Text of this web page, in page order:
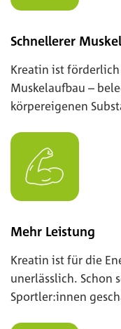
Schnellerer
Kreatin ist
Muskelaufbau –
körpereigenen
Mehr Leistung
Kreatin ist für die
unerlässlich. Schon
Sportler:innen